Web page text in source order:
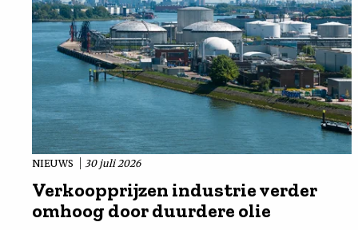
NIEUWS 30 juli 2026
Verkoopprijzen industrie verder
omhoog door duurdere olie